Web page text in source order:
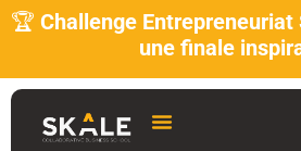
🏆 Challenge Entrepreneuriat
une finale